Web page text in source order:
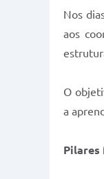
Nos
aos
O
a
Pilares